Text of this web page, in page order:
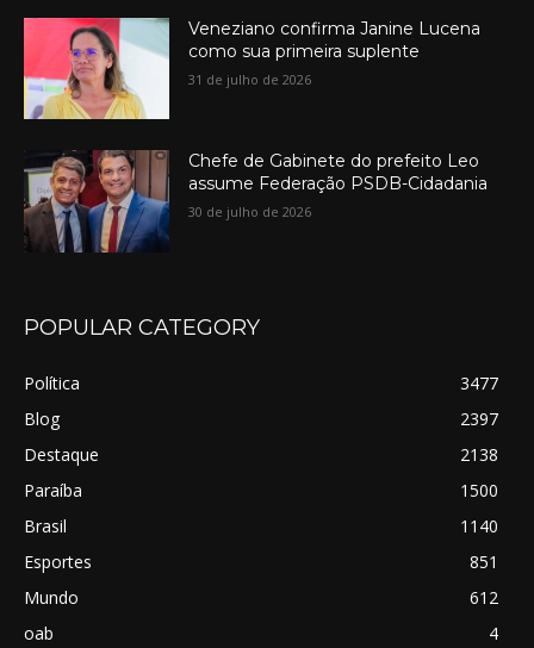
Veneziano confirma Janine Lucena
como sua primeira suplente
31 de julho de 2026
Chefe de Gabinete do prefeito Leo
assume Federação PSDB-Cidadania
30 de julho de 2026
POPULAR CATEGORY
Política
3477
Blog
2397
Destaque
2138
Paraíba
1500
Brasil
1140
Esportes
851
Mundo
612
oab
4